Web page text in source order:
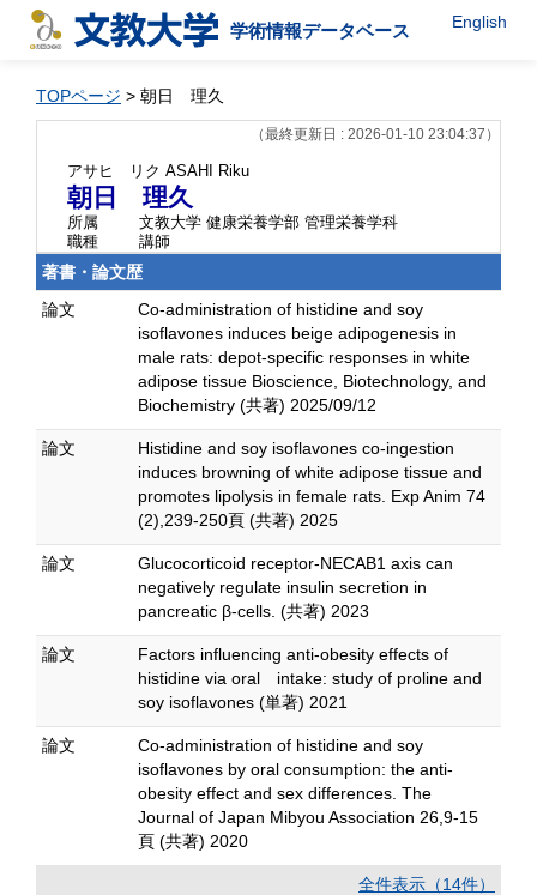
学術情報データベース English
TOPページ > 朝日 理久
（最終更新日 : 2026-01-10 23:04:37）
アサヒ リク ASAHI Riku
朝日 理久
所属
文教大学 健康栄養学部 管理栄養学科
職種
講師
著書・論文歴
論文
Co-administration of histidine and soy
isoflavones induces beige adipogenesis in
male rats: depot-specific responses in white
adipose tissue Bioscience, Biotechnology, and
Biochemistry (共著) 2025/09/12
論文
Histidine and soy isoflavones co-ingestion
induces browning of white adipose tissue and
promotes lipolysis in female rats. Exp Anim 74
(2),239-250頁 (共著) 2025
論文
Glucocorticoid receptor-NECAB1 axis can
negatively regulate insulin secretion in
pancreatic β-cells. (共著) 2023
論文
Factors influencing anti-obesity effects of
histidine via oral intake: study of proline and
soy isoflavones (単著) 2021
論文
Co-administration of histidine and soy
isoflavones by oral consumption: the anti-
obesity effect and sex differences. The
Journal of Japan Mibyou Association 26,9-15
頁 (共著) 2020
全件表示（14件）